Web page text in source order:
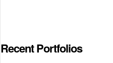
Recent Portfolios